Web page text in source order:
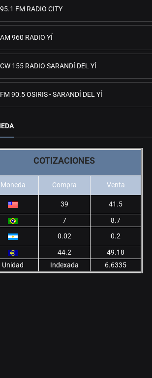
95.1 FM RADIO CITY
AM 960 RADIO YÍ
CW 155 RADIO SARANDÍ DEL YÍ
FM 90.5 OSIRIS - SARANDÍ DEL YÍ
COTIZACIONES
Moneda Compra Venta
39 41.5
7
8.7
0.02
0.2
44.2
49.18
Unidad
Indexada 6.6335